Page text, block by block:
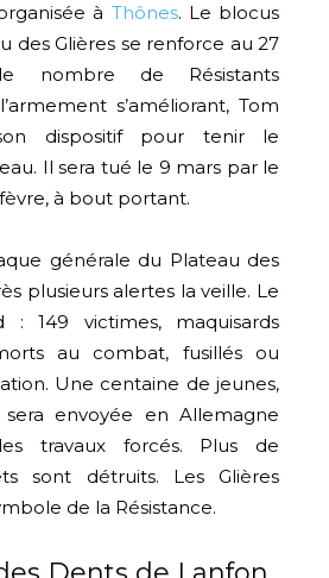
à Thônes. Le blocus
des Glières se renforce au 27
nombre de Résistants
s’améliorant, Tom
dispositif pour tenir le
Il sera tué le 9 mars par le
à bout portant.
générale du Plateau des
plusieurs alertes la veille. Le
: 149 victimes, maquisards
au combat, fusillés ou
Une centaine de jeunes,
sera envoyée en Allemagne
travaux forcés. Plus de
sont détruits. Les Glières
de la Résistance.